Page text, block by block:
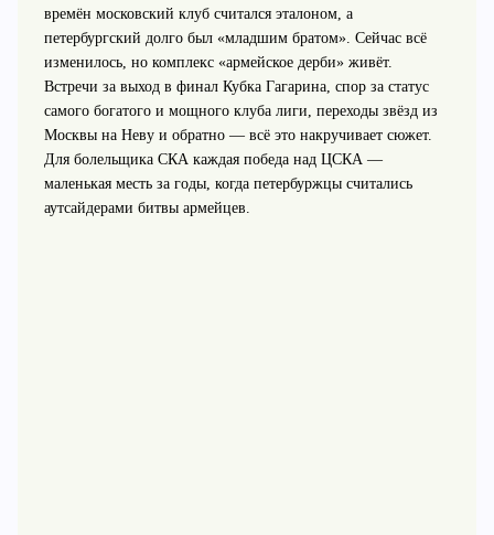
времён московский клуб считался эталоном, а
петербургский долго был «младшим братом». Сейчас всё
изменилось, но комплекс «армейское дерби» живёт.
Встречи за выход в финал Кубка Гагарина, спор за статус
самого богатого и мощного клуба лиги, переходы звёзд из
Москвы на Неву и обратно — всё это накручивает сюжет.
Для болельщика СКА каждая победа над ЦСКА —
маленькая месть за годы, когда петербуржцы считались
аутсайдерами битвы армейцев.